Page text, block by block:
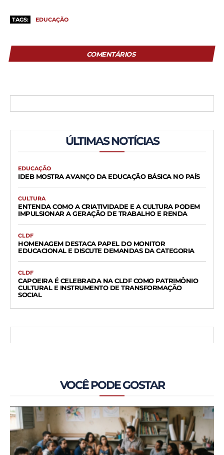
TAGS: EDUCAÇÃO
COMENTÁRIOS
ÚLTIMAS NOTÍCIAS
EDUCAÇÃO
IDEB MOSTRA AVANÇO DA EDUCAÇÃO BÁSICA NO PAÍS
CULTURA
ENTENDA COMO A CRIATIVIDADE E A CULTURA PODEM
IMPULSIONAR A GERAÇÃO DE TRABALHO E RENDA
CLDF
HOMENAGEM DESTACA PAPEL DO MONITOR
EDUCACIONAL E DISCUTE DEMANDAS DA CATEGORIA
CLDF
CAPOEIRA É CELEBRADA NA CLDF COMO PATRIMÔNIO
CULTURAL E INSTRUMENTO DE TRANSFORMAÇÃO
SOCIAL
VOCÊ PODE GOSTAR